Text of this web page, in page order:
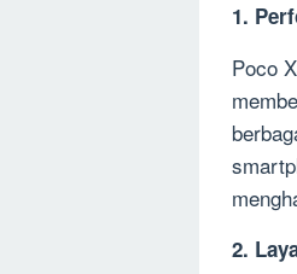
1.
Poco
2.